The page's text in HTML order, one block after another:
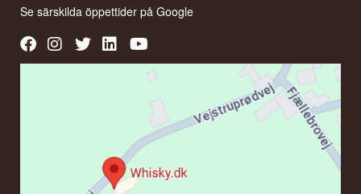
Se särskilda öppettider påGoogle